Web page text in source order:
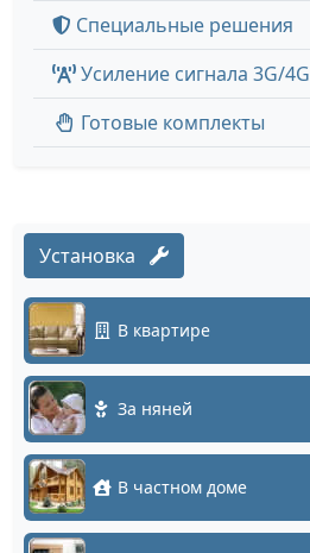
Специальные решения
Усиление сигнала 3G/4G
Готовые комплекты
Установка
В квартире
За няней
В частном доме